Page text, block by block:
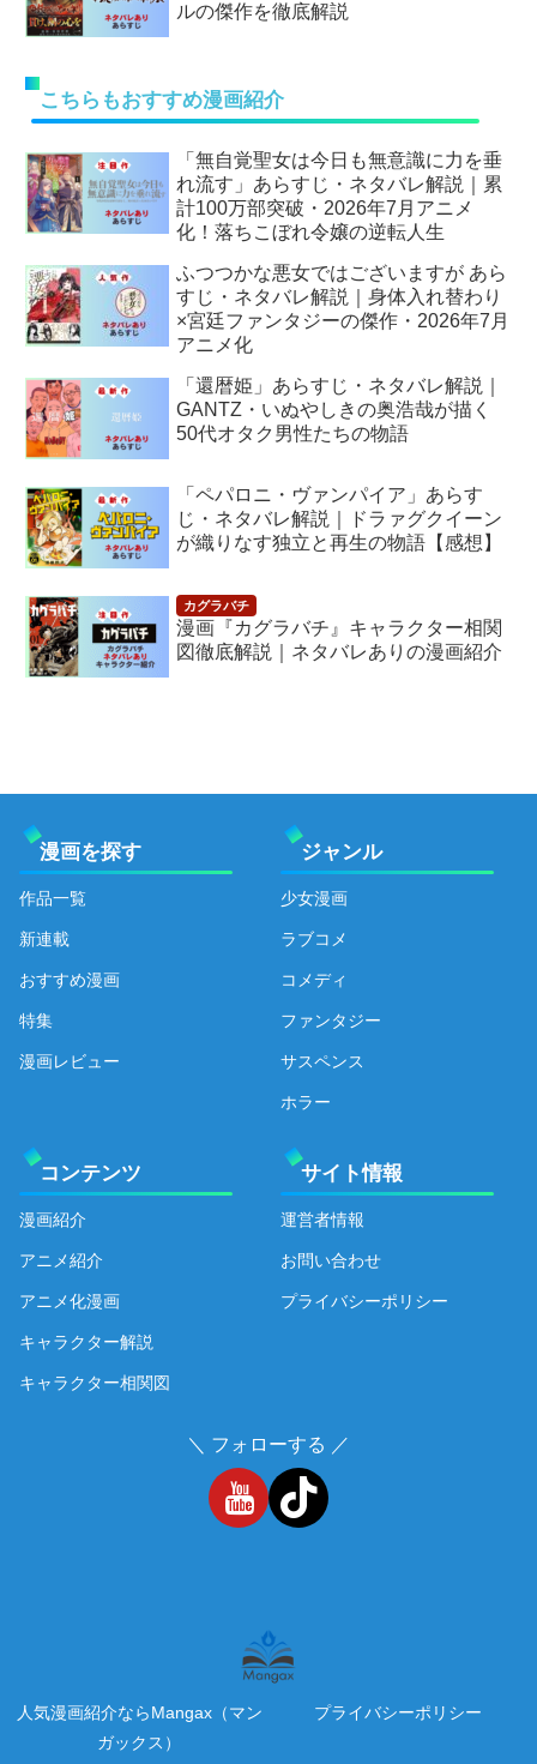
ルの傑作を徹底解説
こちらもおすすめ漫画紹介
「無自覚聖女は今日も無意識に力を垂
れ流す」あらすじ・ネタバレ解説｜累
計100万部突破・2026年7月アニメ
化！落ちこぼれ令嬢の逆転人生
ふつつかな悪女ではございますが あら
すじ・ネタバレ解説｜身体入れ替わり
×宮廷ファンタジーの傑作・2026年7月
アニメ化
「還暦姫」あらすじ・ネタバレ解説｜
GANTZ・いぬやしきの奥浩哉が描く
50代オタク男性たちの物語
「ペパロニ・ヴァンパイア」あらす
じ・ネタバレ解説｜ドラァグクイーン
が織りなす独立と再生の物語【感想】
漫画『カグラバチ』キャラクター相関
図徹底解説｜ネタバレありの漫画紹介
漫画を探す
作品一覧
新連載
おすすめ漫画
特集
漫画レビュー
ジャンル
少女漫画
ラブコメ
コメディ
ファンタジー
サスペンス
ホラー
コンテンツ
漫画紹介
アニメ紹介
アニメ化漫画
キャラクター解説
キャラクター相関図
サイト情報
運営者情報
お問い合わせ
プライバシーポリシー
＼ フォローする ／
人気漫画紹介ならMangax（マン
ガックス）
プライバシーポリシー